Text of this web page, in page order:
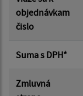
objednávkam
čislo
Suma s DPH*
Zmluvná